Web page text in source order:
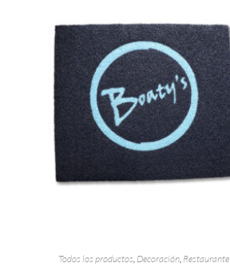
Todos los productos, Decoración, Restaurante